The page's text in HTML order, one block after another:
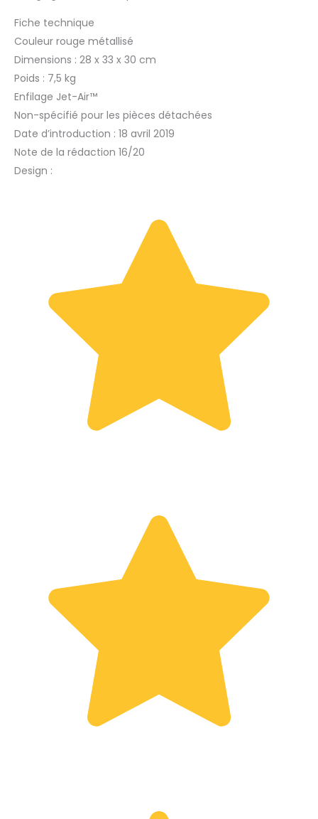
Fiche technique
Couleur rouge métallisé
Dimensions : 28 x 33 x 30 cm
Poids : 7,5 kg
Enfilage Jet-Air™
Non-spécifié pour les pièces détachées
Date d’introduction : 18 avril 2019
Note de la rédaction 16/20
Design :